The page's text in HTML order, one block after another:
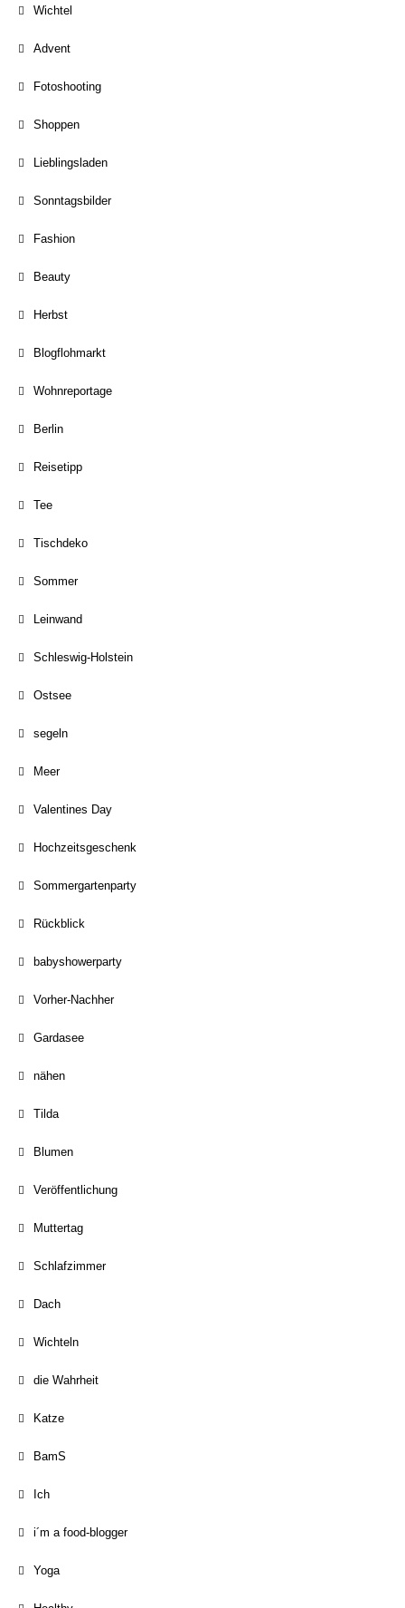
Wichtel
Advent
Fotoshooting
Shoppen
Lieblingsladen
Sonntagsbilder
Fashion
Beauty
Herbst
Blogflohmarkt
Wohnreportage
Berlin
Reisetipp
Tee
Tischdeko
Sommer
Leinwand
Schleswig-Holstein
Ostsee
segeln
Meer
Valentines Day
Hochzeitsgeschenk
Sommergartenparty
Rückblick
babyshowerparty
Vorher-Nachher
Gardasee
nähen
Tilda
Blumen
Veröffentlichung
Muttertag
Schlafzimmer
Dach
Wichteln
die Wahrheit
Katze
BamS
Ich
i´m a food-blogger
Yoga